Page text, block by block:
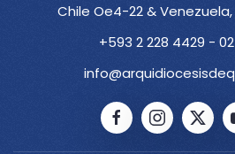
Chile Oe4-22 &
+593 2 228 4429 -